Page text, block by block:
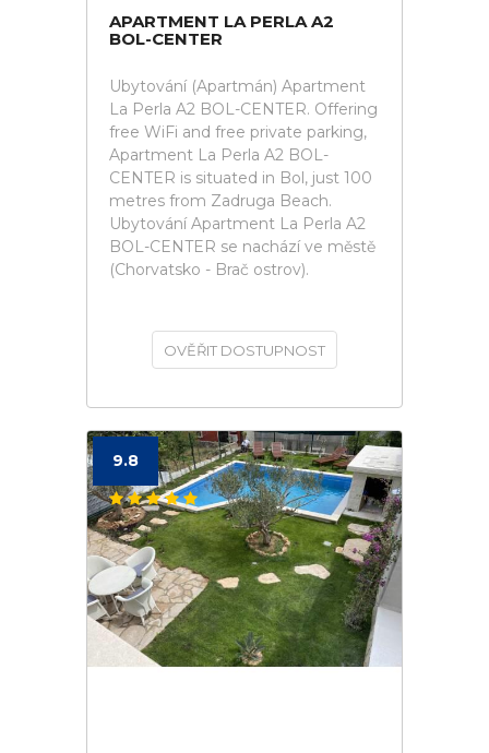
APARTMENT LA PERLA A2
BOL-CENTER
Ubytování (Apartmán) Apartment
La Perla A2 BOL-CENTER. Offering
free WiFi and free private parking,
Apartment La Perla A2 BOL-
CENTER is situated in Bol, just 100
metres from Zadruga Beach.
Ubytování Apartment La Perla A2
BOL-CENTER se nachází ve městě
(Chorvatsko - Brač ostrov).
OVĚŘIT DOSTUPNOST
9.8